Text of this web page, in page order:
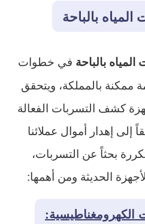
بالباحة
بالباحة في خطوات
ممكنة بالمملكة، ويتحقق
كشف التسربات الفعالة
إلى إهدار أموال عملائنا
بحثاً عن التسربات،
الحديثة ومن أهمها:
الكهرومغناطيسية: